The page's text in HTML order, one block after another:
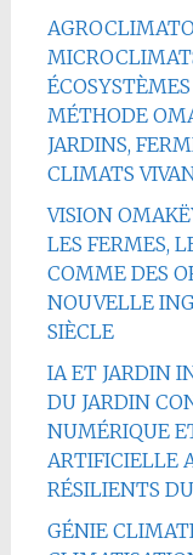
MÉTHODE
JARDINS,
CLIMATS
VISION
LES FERMES,
COMME DES
NOUVELLE
SIÈCLE
IA ET JARDIN
DU JARDIN
NUMÉRIQUE
ARTIFICIELLE
RÉSILIENTS
GÉNIE